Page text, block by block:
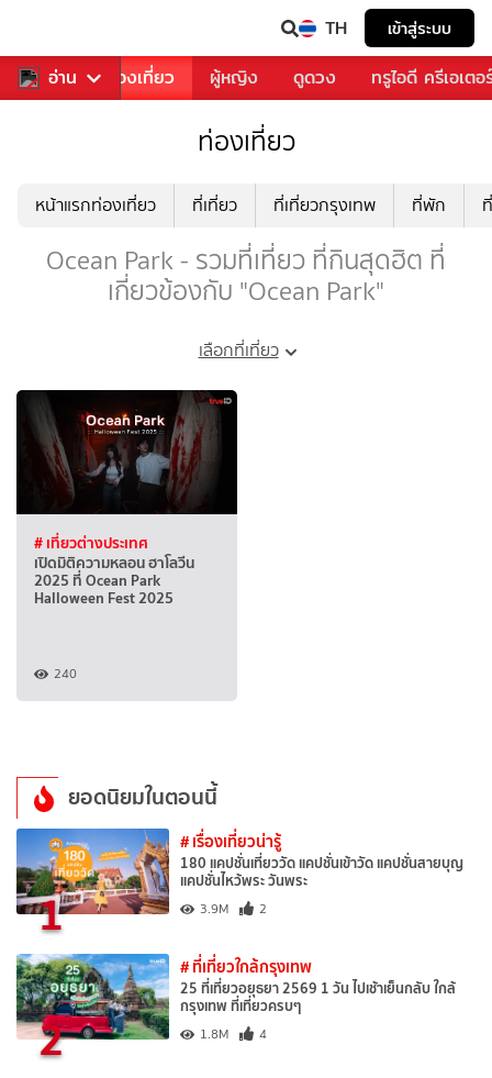
TH เข้าสู่ระบบ
อ่าน
อาหาร ท่องเที่ยว ผู้หญิง ดูดวง ทรูไอดี ครีเอเตอ
ท่องเที่ยว
หน้าแรกท่องเที่ยว ที่เที่ยว ที่เที่ยวกรุงเทพ ที่พัก
Ocean Park - รวมที่เที่ยว ที่กินสุดฮิต ที่
เกี่ยวข้องกับ "Ocean Park"
เลือกที่เที่ยว
# เที่ยวต่างประเทศ
เปิดมิติความหลอน ฮาโลวีน
2025 ที่ Ocean Park
Halloween Fest 2025
240
ยอดนิยมในตอนนี้
1
# เรื่องเที่ยวน่ารู้
180 แคปชั่นเที่ยววัด แคปชั่นเข้าวัด แคปชั่นสายบุญ
แคปชั่นไหว้พระ วันพระ
3.9M 2
2
# ที่เที่ยวใกล้กรุงเทพ
25 ที่เที่ยวอยุธยา 2569 1 วัน ไปเช้าเย็นกลับ ใกล้
กรุงเทพ ที่เที่ยวครบๆ
1.8M 4